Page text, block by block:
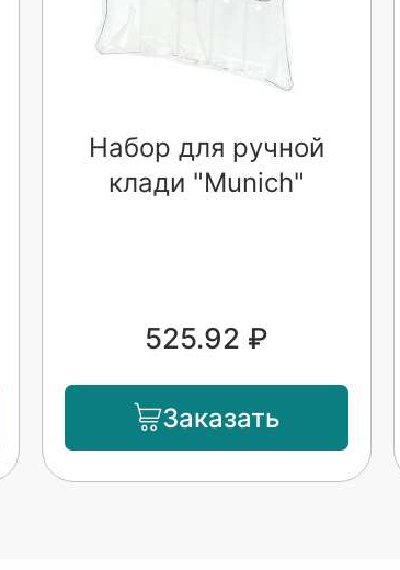
Набор для ручной
клади "Munich"
525.92 ₽
Заказать